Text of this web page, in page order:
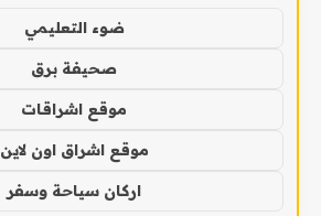
ضوء التعليمي
صحيفة برق
موقع اشراقات
موقع اشراق اون لاين
اركان سياحة وسفر